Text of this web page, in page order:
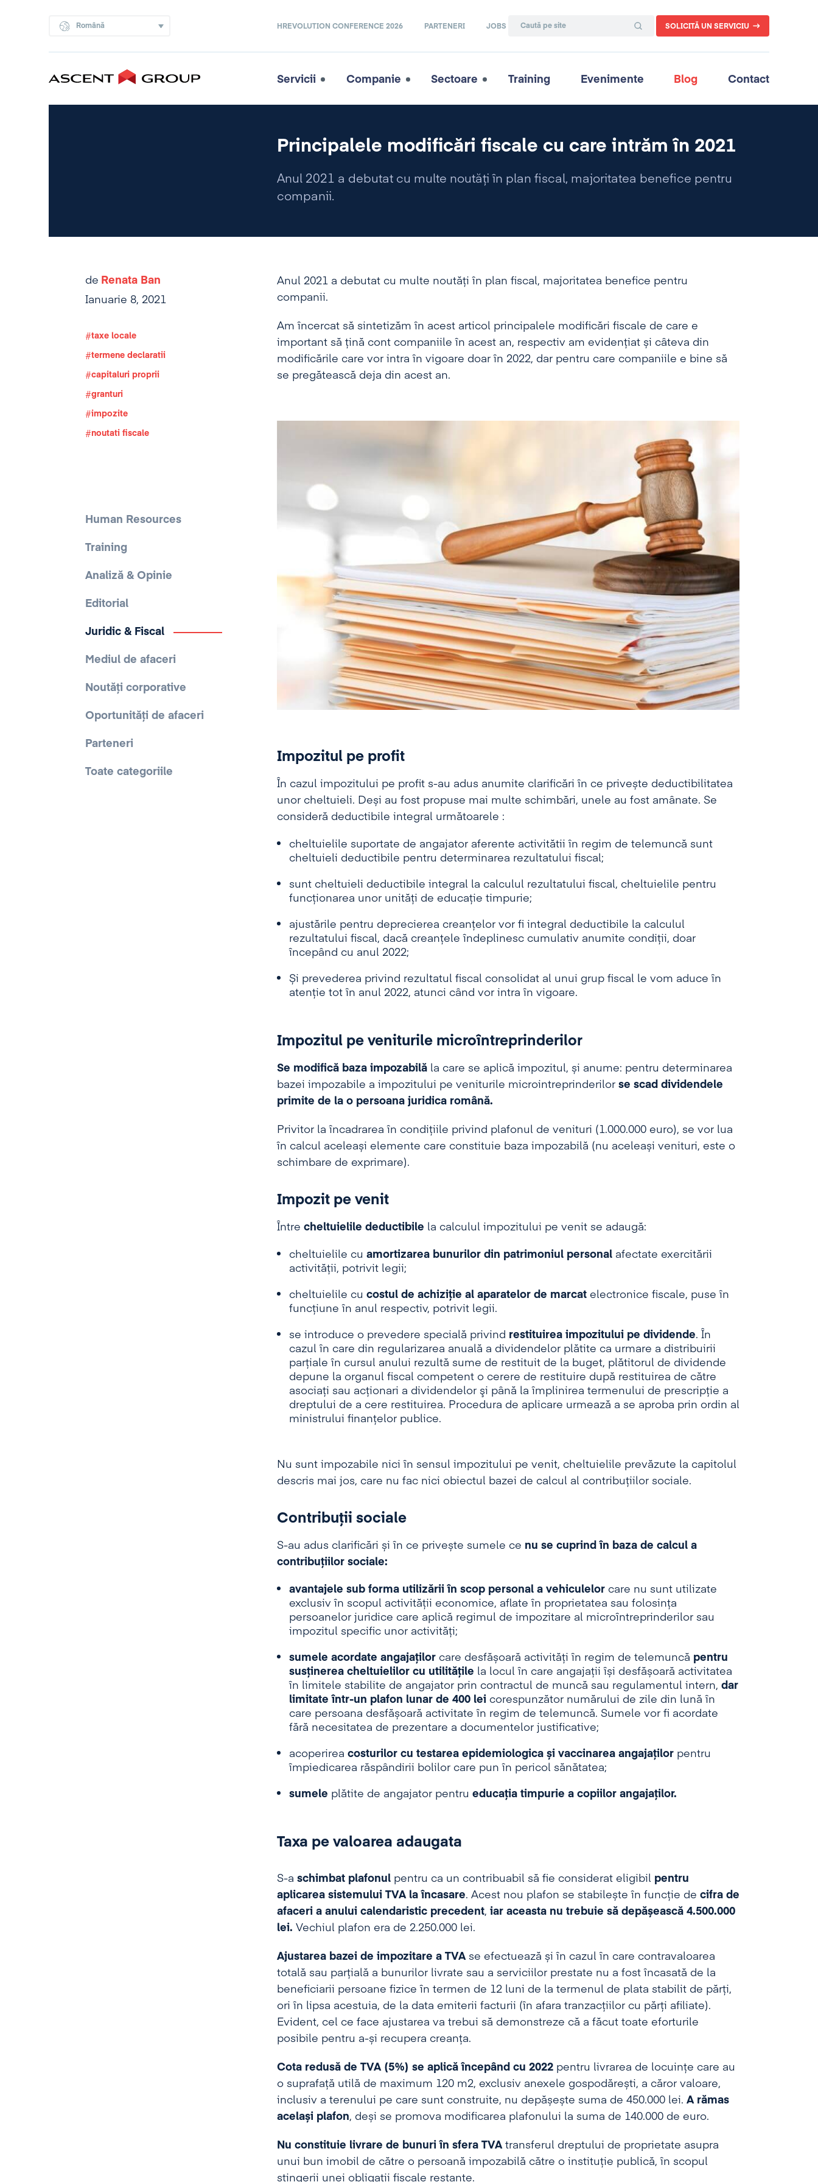
Română HREVOLUTION CONFERENCE 2026 PARTENERI JOBS SOLICITĂ UN SERVICIU
Servicii Companie Sectoare Training Evenimente Blog Contact
Principalele modificări fiscale cu care intrăm în 2021
Anul 2021 a debutat cu multe noutăți în plan fiscal, majoritatea benefice pentru
companii.
de Renata Ban
Ianuarie 8, 2021
taxe locale
termene declaratii
capitaluri proprii
granturi
impozite
noutati fiscale
Human Resources
Training
Analiză & Opinie
Editorial
Juridic & Fiscal
Mediul de afaceri
Noutăți corporative
Oportunități de afaceri
Parteneri
Toate categoriile
Anul 2021 a debutat cu multe noutăți în plan fiscal, majoritatea benefice pentru
companii.
Am încercat să sintetizăm în acest articol principalele modificări fiscale de care e
important să țină cont companiile în acest an, respectiv am evidențiat și câteva din
modificările care vor intra în vigoare doar în 2022, dar pentru care companiile e bine să
se pregătească deja din acest an.
Impozitul pe profit
În cazul impozitului pe profit s-au adus anumite clarificări în ce privește deductibilitatea
unor cheltuieli. Deși au fost propuse mai multe schimbări, unele au fost amânate. Se
consideră deductibile integral următoarele :
cheltuielile suportate de angajator aferente activitătii în regim de telemuncă sunt
cheltuieli deductibile pentru determinarea rezultatului fiscal;
sunt cheltuieli deductibile integral la calculul rezultatului fiscal, cheltuielile pentru
funcționarea unor unități de educație timpurie;
ajustările pentru deprecierea creanțelor vor fi integral deductibile la calculul
rezultatului fiscal, dacă creanțele îndeplinesc cumulativ anumite condiții, doar
începând cu anul 2022;
Și prevederea privind rezultatul fiscal consolidat al unui grup fiscal le vom aduce în
atenție tot în anul 2022, atunci când vor intra în vigoare.
Impozitul pe veniturile microîntreprinderilor
Se modifică baza impozabilăla care se aplică impozitul, și anume: pentru determinarea
bazei impozabile a impozitului pe veniturile microintreprinderilor se scad dividendele
primite de la o persoana juridica română.
Privitor la încadrarea în condițiile privind plafonul de venituri (1.000.000 euro), se vor lua
în calcul aceleași elemente care constituie baza impozabilă (nu aceleași venituri, este o
schimbare de exprimare).
Impozit pe venit
Între cheltuielile deductibile la calculul impozitului pe venit se adaugă:
cheltuielile cu amortizarea bunurilor din patrimoniul personalafectate exercitării
activității, potrivit legii;
cheltuielile cu costul de achiziție al aparatelor de marcatelectronice fiscale, puse în
funcțiune în anul respectiv, potrivit legii.
se introduce o prevedere specială privind restituirea impozitului pe dividende. În
cazul în care din regularizarea anuală a dividendelor plătite ca urmare a distribuirii
parţiale în cursul anului rezultă sume de restituit de la buget, plătitorul de dividende
depune la organul fiscal competent o cerere de restituire după restituirea de către
asociaţi sau acţionari a dividendelor şi până la împlinirea termenului de prescripţie a
dreptului de a cere restituirea. Procedura de aplicare urmează a se aproba prin ordin al
ministrului finanţelor publice.
Nu sunt impozabile nici în sensul impozitului pe venit, cheltuielile prevăzute la capitolul
descris mai jos, care nu fac nici obiectul bazei de calcul al contribuțiilor sociale.
Contribuții sociale
S-au adus clarificări și în ce privește sumele ce nu se cuprind în baza de calcul a
contribuțiilor sociale:
avantajele sub forma utilizării în scop personal a vehiculelorcare nu sunt utilizate
exclusiv în scopul activității economice, aflate în proprietatea sau folosința
persoanelor juridice care aplică regimul de impozitare al microîntreprinderilor sau
impozitul specific unor activități;
sumele acordate angajațilorcare desfășoară activități în regim de telemuncă pentru
susținerea cheltuielilor cu utilitățile la locul în care angajații își desfășoară activitatea
în limitele stabilite de angajator prin contractul de muncă sau regulamentul intern, dar
limitate într-un plafon lunar de 400 lei corespunzător numărului de zile din lună în
care persoana desfășoară activitate în regim de telemuncă. Sumele vor fi acordate
fără necesitatea de prezentare a documentelor justificative;
acoperirea costurilor cu testarea epidemiologica și vaccinarea angajațilorpentru
împiedicarea răspândirii bolilor care pun în pericol sănătatea;
sumele plătite de angajator pentru educația timpurie a copiilor angajaților.
Taxa pe valoarea adaugata
S-a schimbat plafonulpentru ca un contribuabil să fie considerat eligibil pentru
aplicarea sistemului TVA la încasare. Acest nou plafon se stabilește în funcție de cifra de
afaceri a anului calendaristic precedent, iar aceasta nu trebuie să depășească 4.500.000
lei. Vechiul plafon era de 2.250.000 lei.
Ajustarea bazei de impozitare a TVAse efectuează și în cazul în care contravaloarea
totală sau parțială a bunurilor livrate sau a serviciilor prestate nu a fost încasată de la
beneficiarii persoane fizice în termen de 12 luni de la termenul de plata stabilit de părți,
ori în lipsa acestuia, de la data emiterii facturii (în afara tranzacțiilor cu părți afiliate).
Evident, cel ce face ajustarea va trebui să demonstreze că a făcut toate eforturile
posibile pentru a-și recupera creanța.
Cota redusă de TVA (5%) se aplică începând cu 2022pentru livrarea de locuințe care au
o suprafață utilă de maximum 120 m2, exclusiv anexele gospodărești, a căror valoare,
inclusiv a terenului pe care sunt construite, nu depășește suma de 450.000 lei. A rămas
același plafon, deși se promova modificarea plafonului la suma de 140.000 de euro.
Nu constituie livrare de bunuri în sfera TVAtransferul dreptului de proprietate asupra
unui bun imobil de către o persoană impozabilă către o instituție publică, în scopul
stingerii unei obligații fiscale restante.